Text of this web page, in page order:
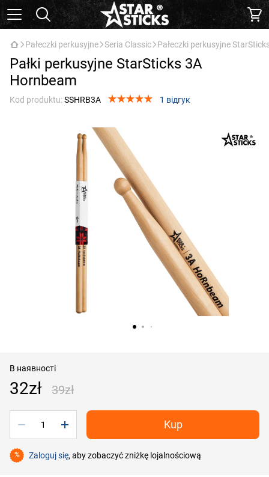
Pałeczki perkusyjne Seria Classic Pałeczki perkusyjne
Pałki perkusyjne StarSticks 3A
Hornbeam
Kod produktu:SSHRB3A 1 відгук
В наявності
32zł 39zł
Kup
% Zaloguj się, aby zobaczyć zniżkę lojalnościową